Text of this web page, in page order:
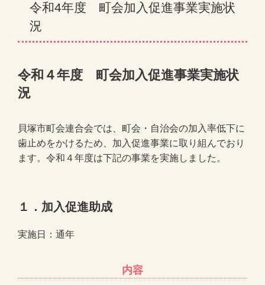
令和4年度 町会加入促進事業実施状
況
令和４年度 町会加入促進事業実施状
況
貝塚市町会連合会では、町会・自治会の加入率低下に
歯止めをかけるため、加入促進事業に取り組んでおり
ます。令和４年度は下記の事業を実施しました。
１．加入促進助成
実施日：通年
内容